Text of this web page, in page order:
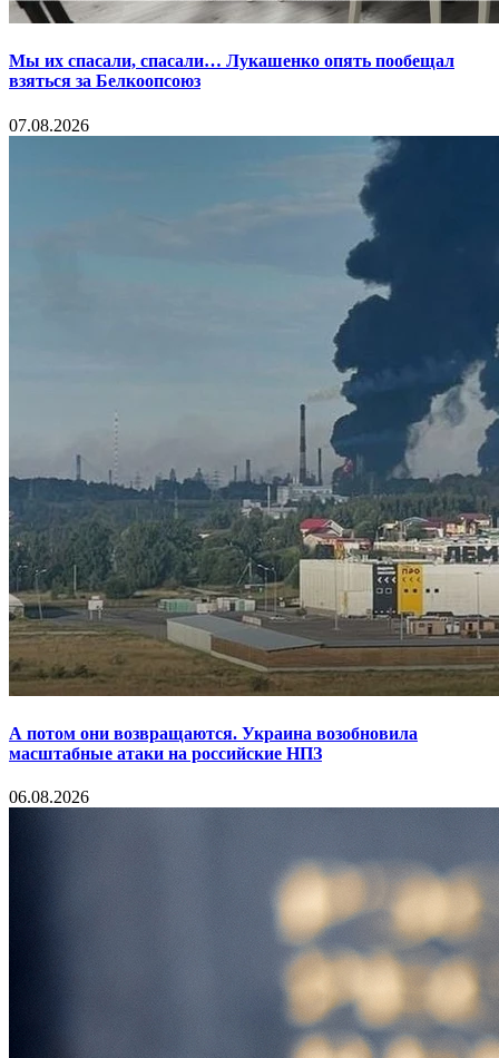
Мы их спасали, спасали… Лукашенко опять пообещал
взяться за Белкоопсоюз
07.08.2026
А потом они возвращаются. Украина возобновила
масштабные атаки на российские НПЗ
06.08.2026